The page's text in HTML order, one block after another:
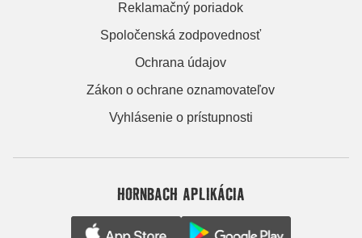
Reklamačný poriadok
Spoločenská zodpovednosť
Ochrana údajov
Zákon o ochrane oznamovateľov
Vyhlásenie o prístupnosti
HORNBACH APLIKÁCIA